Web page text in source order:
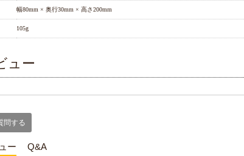
幅80mm × 奥行30mm × 高さ200mm
105g
ュー
問する
ー Q&A